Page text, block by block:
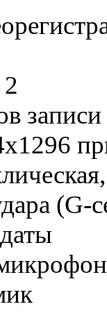
(G-